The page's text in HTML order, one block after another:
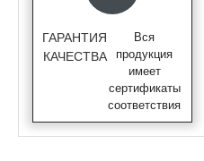
ГАРАНТИЯ
КАЧЕСТВА
Вся
продукция
имеет
сертификаты
соответствия